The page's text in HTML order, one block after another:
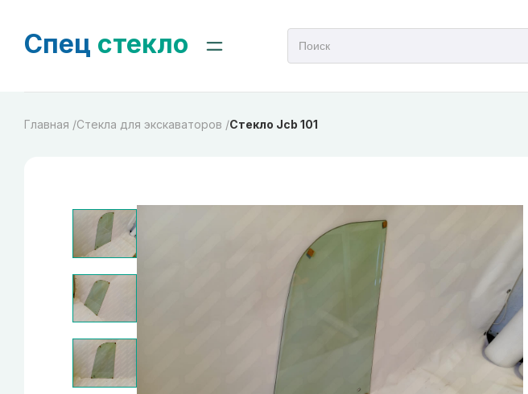
Спец стекло
Главная /Cтекла для экскаваторов /Стекло Jcb 101